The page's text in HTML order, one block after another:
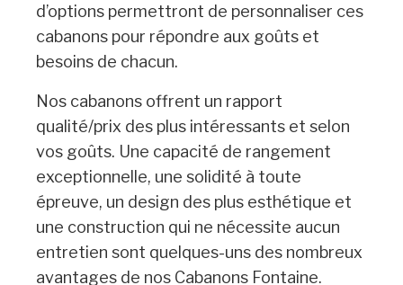
d’options permettront de personnaliser ces
cabanons pour répondre aux goûts et
besoins de chacun.
Nos cabanons offrent un rapport
qualité/prix des plus intéressants et selon
vos goûts. Une capacité de rangement
exceptionnelle, une solidité à toute
épreuve, un design des plus esthétique et
une construction qui ne nécessite aucun
entretien sont quelques-uns des nombreux
avantages de nos Cabanons Fontaine.